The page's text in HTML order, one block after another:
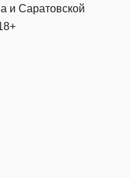
и Саратовской